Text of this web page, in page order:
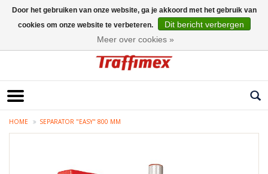
HOME SEPARATOR "EASY" 800 MM
Door het gebruiken van onze website, ga je akkoord met het gebruik van
cookies om onze website te verbeteren.
Dit bericht verbergen
Meer over cookies »